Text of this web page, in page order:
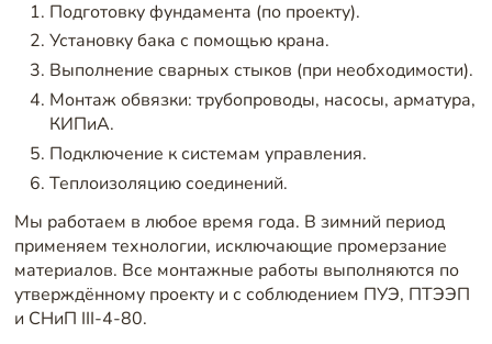
Подготовку фундамента (по проекту).
Установку бака с помощью крана.
Выполнение сварных стыков (при необходимости).
Монтаж обвязки: трубопроводы, насосы, арматура,
КИПиА.
Подключение к системам управления.
Теплоизоляцию соединений.
Мы работаем в любое время года. В зимний период
применяем технологии, исключающие промерзание
материалов. Все монтажные работы выполняются по
утверждённому проекту и с соблюдением ПУЭ, ПТЭЭП
и СНиП III-4-80.